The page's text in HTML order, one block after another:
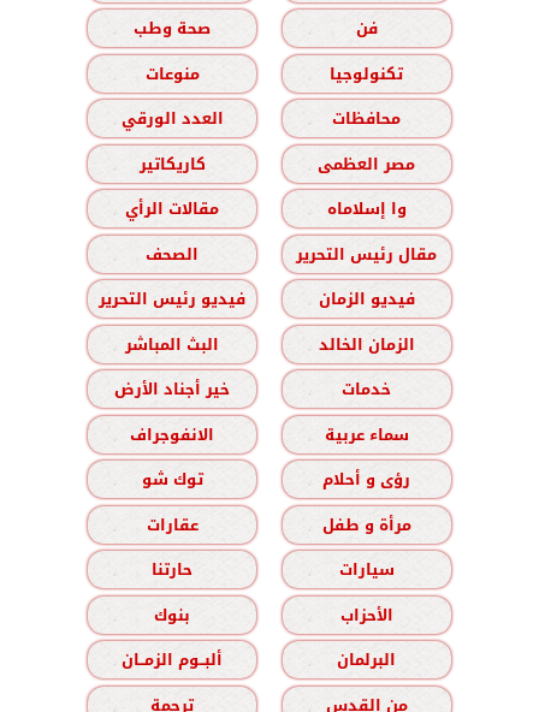
فن
صحة وطب
تكنولوجيا
منوعات
محافظات
العدد الورقي
مصر العظمى
كاريكاتير
وا إسلاماه
مقالات الرأي
مقال رئيس التحرير
الصحف
فيديو الزمان
فيديو رئيس التحرير
الزمان الخالد
البث المباشر
خدمات
خير أجناد الأرض
سماء عربية
الانفوجراف
رؤى و أحلام
توك شو
مرأة و طفل
عقارات
سيارات
حارتنا
الأحزاب
بنوك
البرلمان
ألبــوم الزمــان
من القدس
ترجمة